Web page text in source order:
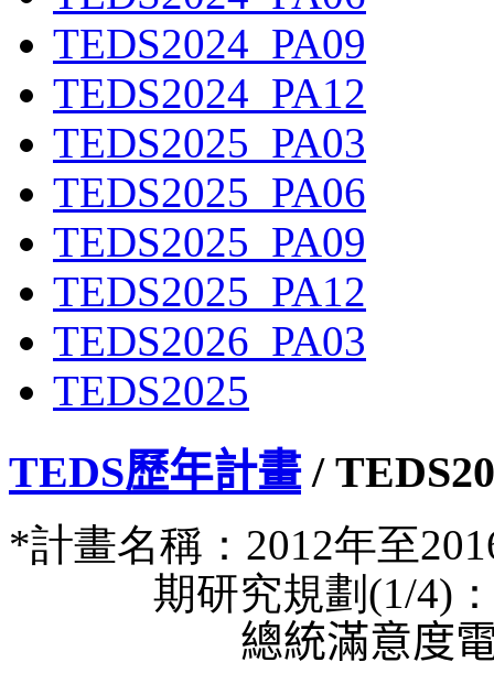
TEDS2024_PA09
TEDS2024_PA12
TEDS2025_PA03
TEDS2025_PA06
TEDS2025_PA09
TEDS2025_PA12
TEDS2026_PA03
TEDS2025
TEDS歷年計畫/
*計畫名稱： 2012年至
期研究規劃 (1/4)
總統滿意度